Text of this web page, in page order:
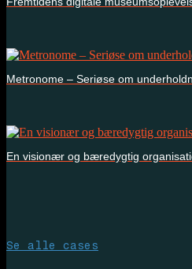
Metronome – Seriøse om
En visionær og bæredygtig
Se alle cases